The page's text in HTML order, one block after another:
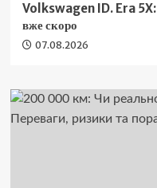
Volkswagen ID. Era 5X:
вже скоро
07.08.2026